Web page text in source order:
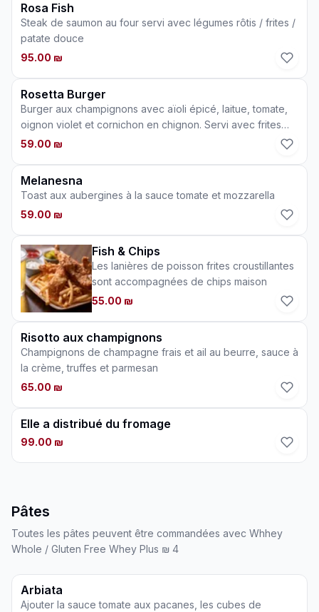
Rosa Fish
Steak de saumon au four servi avec légumes rôtis / frites /
patate douce
95.00 ₪
Rosetta Burger
Burger aux champignons avec aïoli épicé, laitue, tomate,
oignon violet et cornichon en chignon. Servi avec frites
maison
59.00 ₪
Melanesna
Toast aux aubergines à la sauce tomate et mozzarella
59.00 ₪
Fish & Chips
Les lanières de poisson frites croustillantes
sont accompagnées de chips maison
55.00 ₪
Risotto aux champignons
Champignons de champagne frais et ail au beurre, sauce à
la crème, truffes et parmesan
65.00 ₪
Elle a distribué du fromage
99.00 ₪
Pâtes
Toutes les pâtes peuvent être commandées avec Whhey
Whole / Gluten Free Whey Plus ₪ 4
Arbiata
Ajouter la sauce tomate aux pacanes, les cubes de